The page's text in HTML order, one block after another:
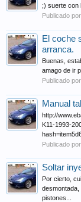
;) suerte con
Publicado
El coche
arranca.
Buenas,
amago de ir
Publicado
Manual
http://
K11-1993-
Publicado
Soltar
Por cierto,
desmontada,
pistones...